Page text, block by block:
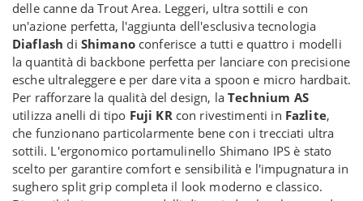
delle canne da Trout Area. Leggeri, ultra sottili e con
un'azione perfetta, l'aggiunta dell'esclusiva tecnologia
Diaflash di Shimanoconferisce a tutti e quattro i modelli
la quantità di backbone perfetta per lanciare con precisione
esche ultraleggere e per dare vita a spoon e micro hardbait.
Per rafforzare la qualità del design, laTechnium AS
utilizza anelli di tipo Fuji KRcon rivestimenti in Fazlite,
che funzionano particolarmente bene con i trecciati ultra
sottili. L'ergonomico portamulinello Shimano IPS è stato
scelto per garantire comfort e sensibilità e l'impugnatura in
sughero split grip completa il look moderno e classico.